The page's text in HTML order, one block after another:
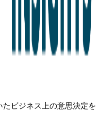
ビジネス上の意思決定を